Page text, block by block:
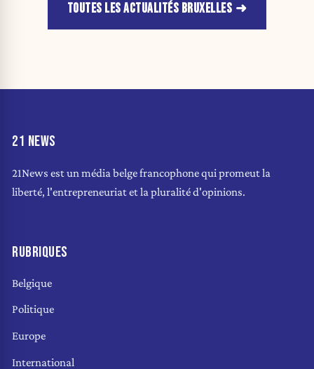
TOUTES LES ACTUALITÉS BRUXELLES
21 NEWS
21News est un média belge francophone qui promeut la
liberté, l'entrepreneuriat et la pluralité d'opinions.
RUBRIQUES
Belgique
Politique
Europe
International